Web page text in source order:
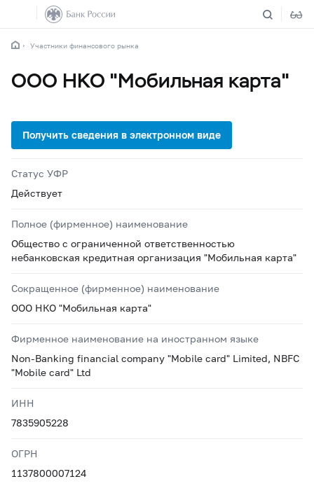
Участники финансового рынка
ООО НКО "Мобильная карта"
Статус УФР
Действует
Полное (фирменное) наименование
Общество с ограниченной ответственностью
небанковская кредитная организация "Мобильная карта"
Сокращенное (фирменное) наименование
ООО НКО "Мобильная карта"
Фирменное наименование на иностранном языке
Non-Banking financial company "Mobile card" Limited, NBFC
"Mobile card" Ltd
ИНН
7835905228
ОГРН
1137800007124